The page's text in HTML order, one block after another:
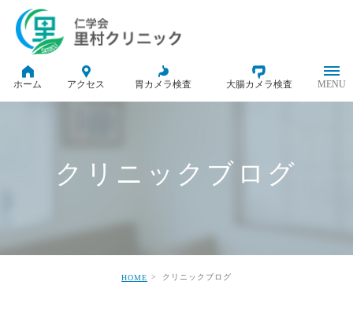
ホーム アクセス 胃カメラ検査 大腸カメラ検査
クリニックブログ
HOME クリニックブログ